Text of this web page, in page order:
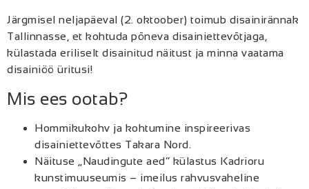
Järgmisel neljapäeval (2. oktoober) toimub disainirännak
Tallinnasse, et kohtuda põneva disainiettevõtjaga,
külastada eriliselt disainitud näitust ja minna vaatama
disainiöö üritusi!
Mis ees ootab?
Hommikukohv ja kohtumine inspireerivas
disainiettevõttes Takara Nord.
Näituse „Naudingute aed“ külastus Kadrioru
kunstimuuseumis – imeilus rahvusvaheline